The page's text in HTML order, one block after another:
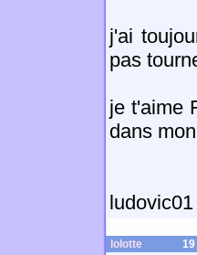
j'ai
pas
je t'aime
dans
ludovic01
lolotte 19